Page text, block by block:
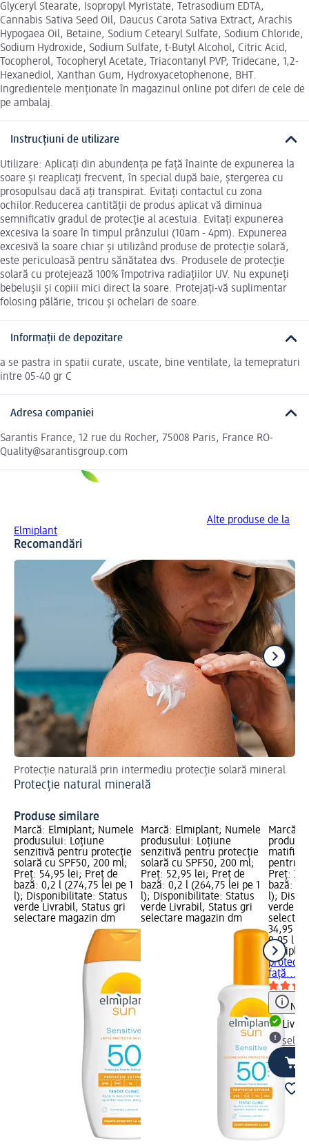
Glyceryl Stearate, Isopropyl Myristate, Tetrasodium EDTA,
Cannabis Sativa Seed Oil, Daucus Carota Sativa Extract, Arachis
Hypogaea Oil, Betaine, Sodium Cetearyl Sulfate, Sodium Chloride,
Sodium Hydroxide, Sodium Sulfate, t-Butyl Alcohol, Citric Acid,
Tocopherol, Tocopheryl Acetate, Triacontanyl PVP, Tridecane, 1,2-
Hexanediol, Xanthan Gum, Hydroxyacetophenone, BHT.
Ingredientele menționate în magazinul online pot diferi de cele de
pe ambalaj.
Instrucțiuni de utilizare
Utilizare: Aplicați din abundența pe față înainte de expunerea la
soare și reaplicați frecvent, în special după baie, ștergerea cu
prosopulsau dacă ați transpirat. Evitați contactul cu zona
ochilor.Reducerea cantității de produs aplicat vă diminua
semnificativ gradul de protecție al acestuia. Evitați expunerea
excesiva la soare în timpul prânzului (10am - 4pm). Expunerea
excesivă la soare chiar și utilizând produse de protecție solară,
este periculoasă pentru sănătatea dvs. Produsele de protecție
solară cu protejează 100% împotriva radiațiilor UV. Nu expuneți
bebelușii și copiii mici direct la soare. Protejați-vă suplimentar
folosing pălărie, tricou și ochelari de soare.
Informații de depozitare
a se pastra in spatii curate, uscate, bine ventilate, la temepraturi
intre 05-40 gr C
Adresa companiei
Sarantis France, 12 rue du Rocher, 75008 Paris, France RO-
Quality@sarantisgroup.com
Alte produse de la
Elmiplant
Recomandări
Protecție naturală prin intermediu protecție solară mineral
Protecție natural minerală
Produse similare
Marcă: Elmiplant; Numele
produsului: Loțiune
senzitivă pentru protecție
solară cu SPF50, 200 ml;
Preț: 54,95 lei; Preț de
bază: 0,2 l (274,75 lei pe 1
l); Disponibilitate: Status
verde Livrabil, Status gri
selectare magazin dm
Marcă: Elmiplant; Numele
produsului: Loțiune
senzitivă pentru protecție
solară cu SPF50, 200 ml;
Preț: 52,95 lei; Preț de
bază: 0,2 l (264,75 lei pe 1
l); Disponibilitate: Status
verde Livrabil, Status gri
selectare magazin dm
Marcă:
pentru
Preț:
bază:
l);
verde
34,95 lei
0,05 l
față...,
Notă